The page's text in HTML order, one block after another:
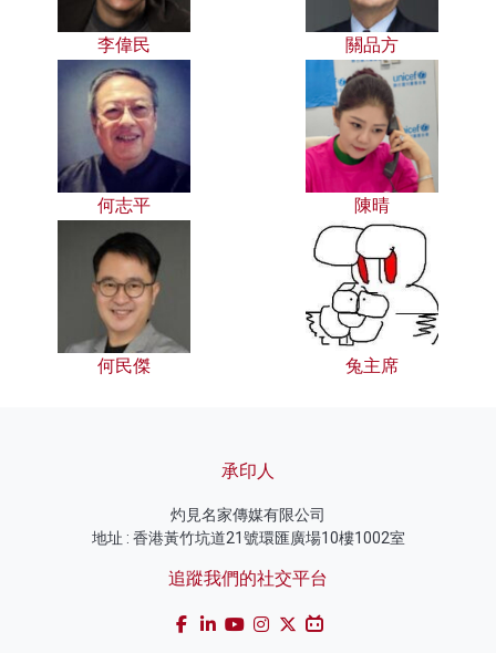
李偉民 關品方
何志平 陳晴
何民傑 兔主席
承印人
灼見名家傳媒有限公司
地址 : 香港黃竹坑道21號環匯廣場10樓1002室
追蹤我們的社交平台